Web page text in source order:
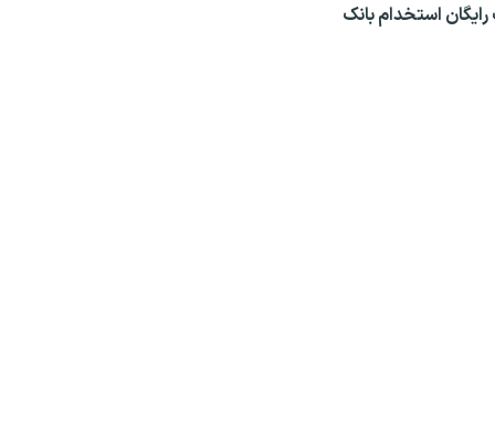
استخدام بانک